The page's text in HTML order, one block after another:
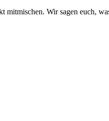
Wir sagen euch,